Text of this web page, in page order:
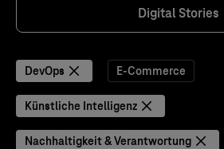
Digital Stories
DevOps E-Commerce
Künstliche Intelligenz
Nachhaltigkeit & Verantwortung